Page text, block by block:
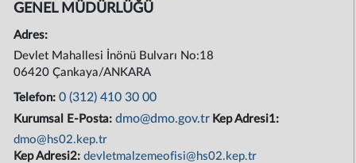
GENEL MÜDÜRLÜĞÜ
Adres:
Devlet Mahallesi İnönü Bulvarı No:18
06420 Çankaya/ANKARA
Telefon:0 (312) 410 30 00
Kurumsal E-Posta:dmo@dmo.gov.tr Kep Adresi1:
dmo@hs02.kep.tr
Kep Adresi2:devletmalzemeofisi@hs02.kep.tr